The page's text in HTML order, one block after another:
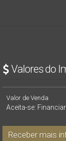
Valores do
Valor de Venda
Aceita-se:
Receber mais